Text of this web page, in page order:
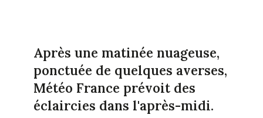
Après une matinée nuageuse,
ponctuée de quelques averses,
Météo France prévoit des
éclaircies dans l'après-midi.